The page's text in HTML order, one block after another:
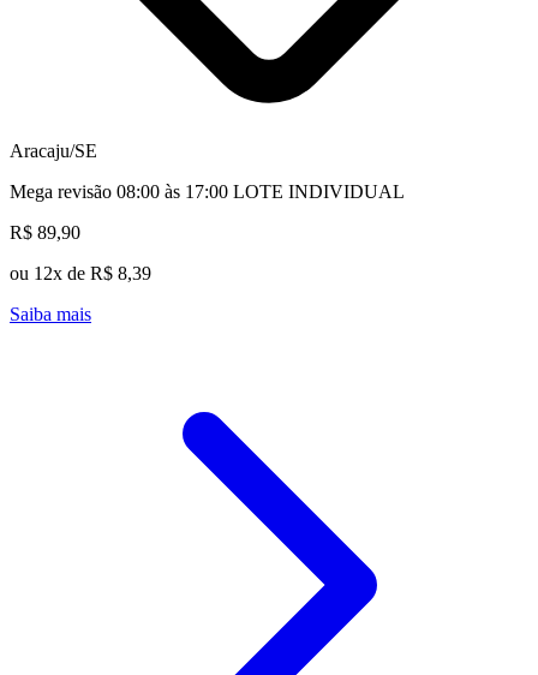
Aracaju/SE
Mega revisão 08:00 às 17:00 LOTE INDIVIDUAL
R$ 89,90
ou 12x de R$ 8,39
Saiba mais